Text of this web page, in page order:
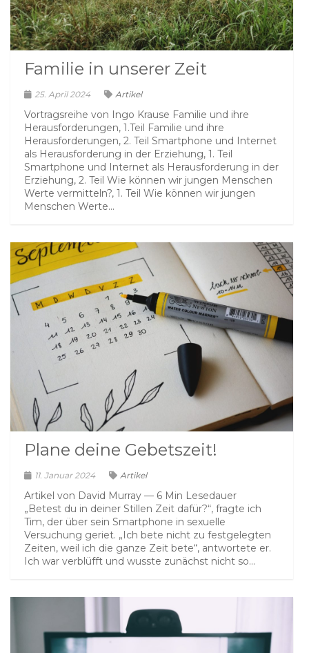
Familie in unserer Zeit
25. April 2024 Artikel
Vortragsreihe von Ingo Krause Familie und ihre
Herausforderungen, 1.Teil Familie und ihre
Herausforderungen, 2. Teil Smartphone und Internet
als Herausforderung in der Erziehung, 1. Teil
Smartphone und Internet als Herausforderung in der
Erziehung, 2. Teil Wie können wir jungen Menschen
Werte vermitteln?, 1. Teil Wie können wir jungen
Menschen Werte...
Plane deine Gebetszeit!
11. Januar 2024 Artikel
Artikel von David Murray — 6 Min Lesedauer
„Betest du in deiner Stillen Zeit dafür?“, fragte ich
Tim, der über sein Smartphone in sexuelle
Versuchung geriet. „Ich bete nicht zu festgelegten
Zeiten, weil ich die ganze Zeit bete“, antwortete er.
Ich war verblüfft und wusste zunächst nicht so...